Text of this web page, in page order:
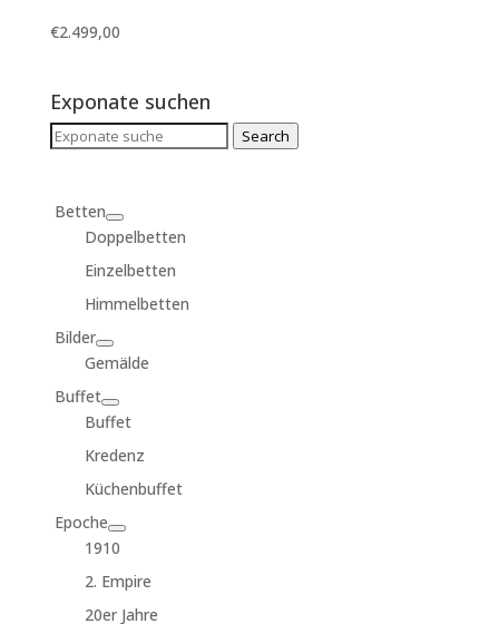
€2.499,00
Exponate suchen
Search
Search
Betten
Doppelbetten
Einzelbetten
Himmelbetten
Bilder
Gemälde
Buffet
Buffet
Kredenz
Küchenbuffet
Epoche
1910
2. Empire
20er Jahre